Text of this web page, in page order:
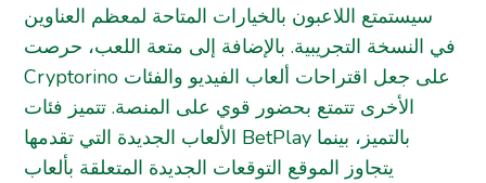
سيستمتع اللاعبون بالخيارات المتاحة لمعظم العناوين
في النسخة التجريبية. بالإضافة إلى متعة اللعب، حرصت
Cryptorino على جعل اقتراحات ألعاب الفيديو والفئات
الأخرى تتمتع بحضور قوي على المنصة. تتميز فئات
الألعاب الجديدة التي تقدمها BetPlay بالتميز، بينما
يتجاوز الموقع التوقعات الجديدة المتعلقة بألعاب